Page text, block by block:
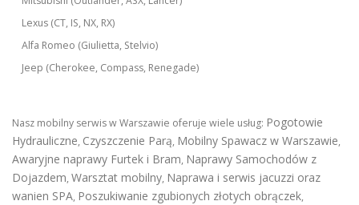
Lexus (CT, IS, NX, RX)
Alfa Romeo (Giulietta, Stelvio)
Jeep (Cherokee, Compass, Renegade)
Nasz mobilny serwis w Warszawie oferuje wiele usług: Pogotowie
Hydrauliczne, Czyszczenie Parą, Mobilny Spawacz w Warszawie,
Awaryjne naprawy Furtek i Bram, Naprawy Samochodów z
Dojazdem, Warsztat mobilny, Naprawa i serwis jacuzzi oraz
wanien SPA, Poszukiwanie zgubionych złotych obrączek,